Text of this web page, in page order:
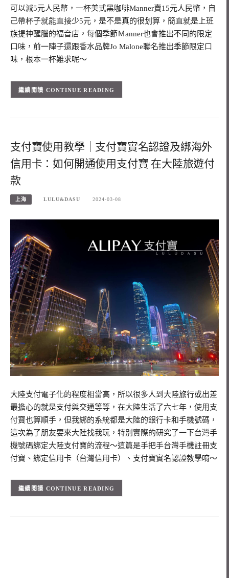
可以減5元人民幣，一杯美式黑咖啡Manner賣15元人民幣，自
己帶杯子就能直接少5元，是不是真的很划算，簡直就是上班
族提神醒腦的福音店，每個季節Ｍanner也會推出不同的限定
口味，前一陣子還跟香水品牌Jo Malone聯名推出季節限定口
味，根本一杯難求呢～
CONTINUE READING
支付寶使用教學｜支付寶實名認證及綁海外
信用卡：如何開通使用支付寶 在大陸旅遊付
款
上海 LULU&DASU 2024-03-08
大陸支付電子化的程度相當高，所以很多人到大陸旅行或出差
最擔心的就是支付與交通等等，在大陸生活了六七年，使用支
付寶也算順手，但我綁的系統都是大陸的銀行卡和手機號碼，
這次為了朋友要來大陸找我玩，特別實際的研究了一下台灣手
機號碼綁定大陸支付寶的流程～這篇是手把手台灣手機註冊支
付寶、綁定信用卡（台灣信用卡）、支付寶實名認證教學唷～
CONTINUE READING